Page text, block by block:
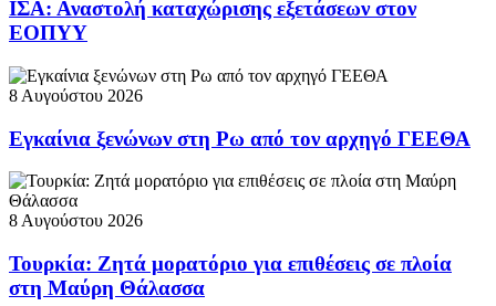
ΙΣΑ: Αναστολή καταχώρισης εξετάσεων στον
ΕΟΠΥΥ
8 Αυγούστου 2026
Εγκαίνια ξενώνων στη Ρω από τον αρχηγό ΓΕΕΘΑ
8 Αυγούστου 2026
Τουρκία: Ζητά μορατόριο για επιθέσεις σε πλοία
στη Μαύρη Θάλασσα